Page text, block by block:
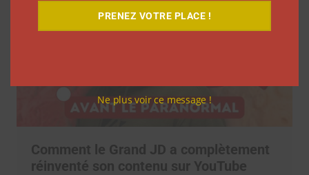
Comment le Grand JD a complètement
réinventé son contenu sur YouTube
PRENEZ VOTRE PLACE !
Ne plus voir ce message !